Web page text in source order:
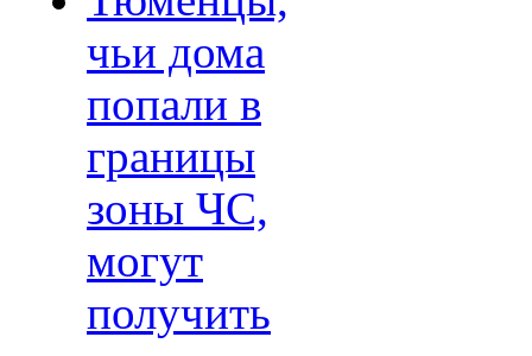
чьи дома
попали в
границы
зоны ЧС,
могут
получить